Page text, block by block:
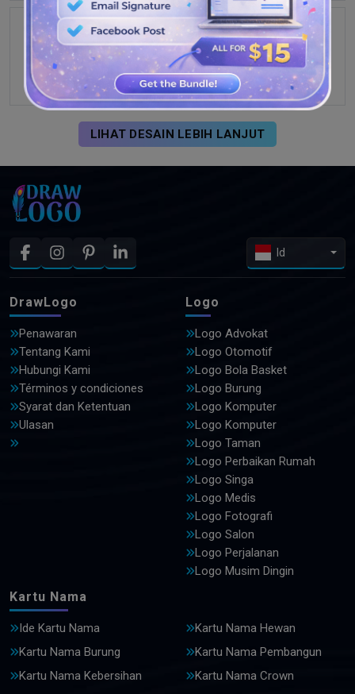
LIHAT DESAIN LEBIH LANJUT
Id
DrawLogo
Penawaran
Tentang Kami
Hubungi Kami
Términos y condiciones
Syarat dan Ketentuan
Ulasan
Logo
Logo Advokat
Logo Otomotif
Logo Bola Basket
Logo Burung
Logo Komputer
Logo Komputer
Logo Taman
Logo Perbaikan Rumah
Logo Singa
Logo Medis
Logo Fotografi
Logo Salon
Logo Perjalanan
Logo Musim Dingin
Kartu Nama
Ide Kartu Nama
Kartu Nama Hewan
Kartu Nama Burung
Kartu Nama Pembangun
Kartu Nama Kebersihan
Kartu Nama Crown